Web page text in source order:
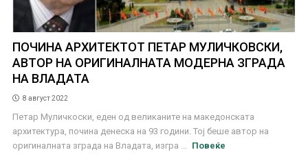
ПОЧИНА АРХИТЕКТОТ ПЕТАР МУЛИЧКОВСКИ,
АВТОР НА ОРИГИНАЛНАТА МОДЕРНА ЗГРАДА
НА ВЛАДАТА
8 август 2022
Петар Муличкоски, еден од великаните на македонската
архитектура, почина денеска на 93 години. Тој беше автор на
оригиналната зграда на Владата, изгра ...
Повеќе